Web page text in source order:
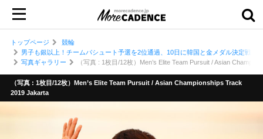
トップページ
競輪
男子も銀以上！チームパシュート予選を2位通過、10日に韓国と金メダル決定戦／
写真ギャラリー
（写真 : 1枚目/12枚）Men’s Elite Team Pursuit / Asian
（写真 : 1枚目/12枚）Men’s Elite Team Pursuit / Asian Championships Track
2019 Jakarta